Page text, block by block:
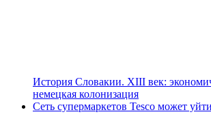
История Словакии. XIII век:
немецкая колонизация
Сеть супермаркетов Tesco может